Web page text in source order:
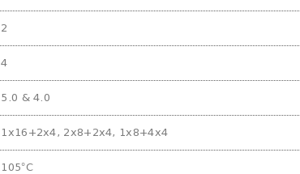
2
4
5.0 & 4.0
1x16+2x4, 2x8+2x4, 1x8+4x4
105°C